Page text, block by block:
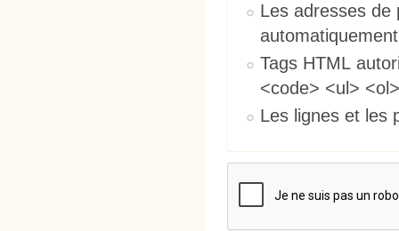
Les adresses de
Tags HTML
<code> <ul>
Les lignes et les